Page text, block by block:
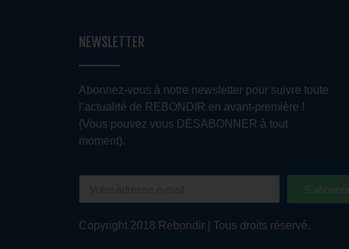
NEWSLETTER
Abonnez-vous à notre newsletter pour suivre toute
l’actualité de REBONDIR en avant-première !
(Vous pouvez vous DÉSABONNER à tout
moment).
S'abonner
Copyright 2018 Rebondir | Tous droits réservé.